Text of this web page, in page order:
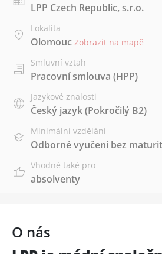
LPP Czech Republic, s.r.o.
Lokalita
Olomouc Zobrazit na mapě
Smluvní vztah
Pracovní smlouva (HPP)
Jazykové znalosti
Český jazyk(Pokročilý B2)
Minimální vzdělání
Odborné vyučení bez
Vhodné také pro
absolventy
O nás